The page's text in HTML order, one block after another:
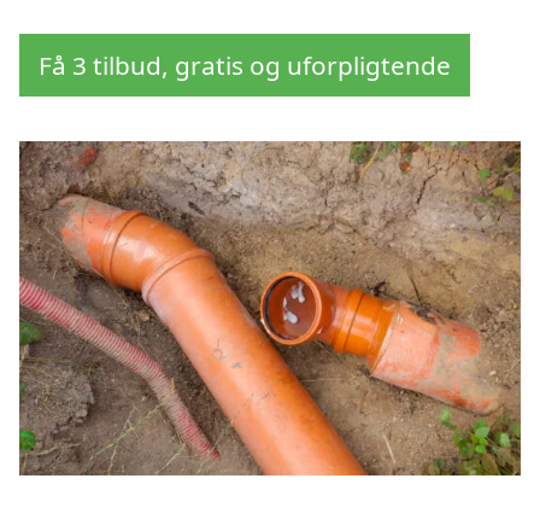
Få 3 tilbud, gratis og uforpligtende